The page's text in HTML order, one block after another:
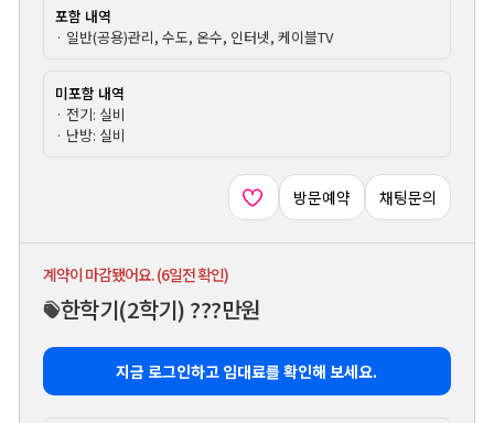
포함 내역
· 일반(공용)관리, 수도, 온수, 인터넷, 케이블TV
미포함 내역
· 전기: 실비
· 난방: 실비
방문예약 채팅문의
계약이 마감됐어요. (6일전 확인)
한학기(2학기) ???만원
지금 로그인하고 임대료를 확인해 보세요.